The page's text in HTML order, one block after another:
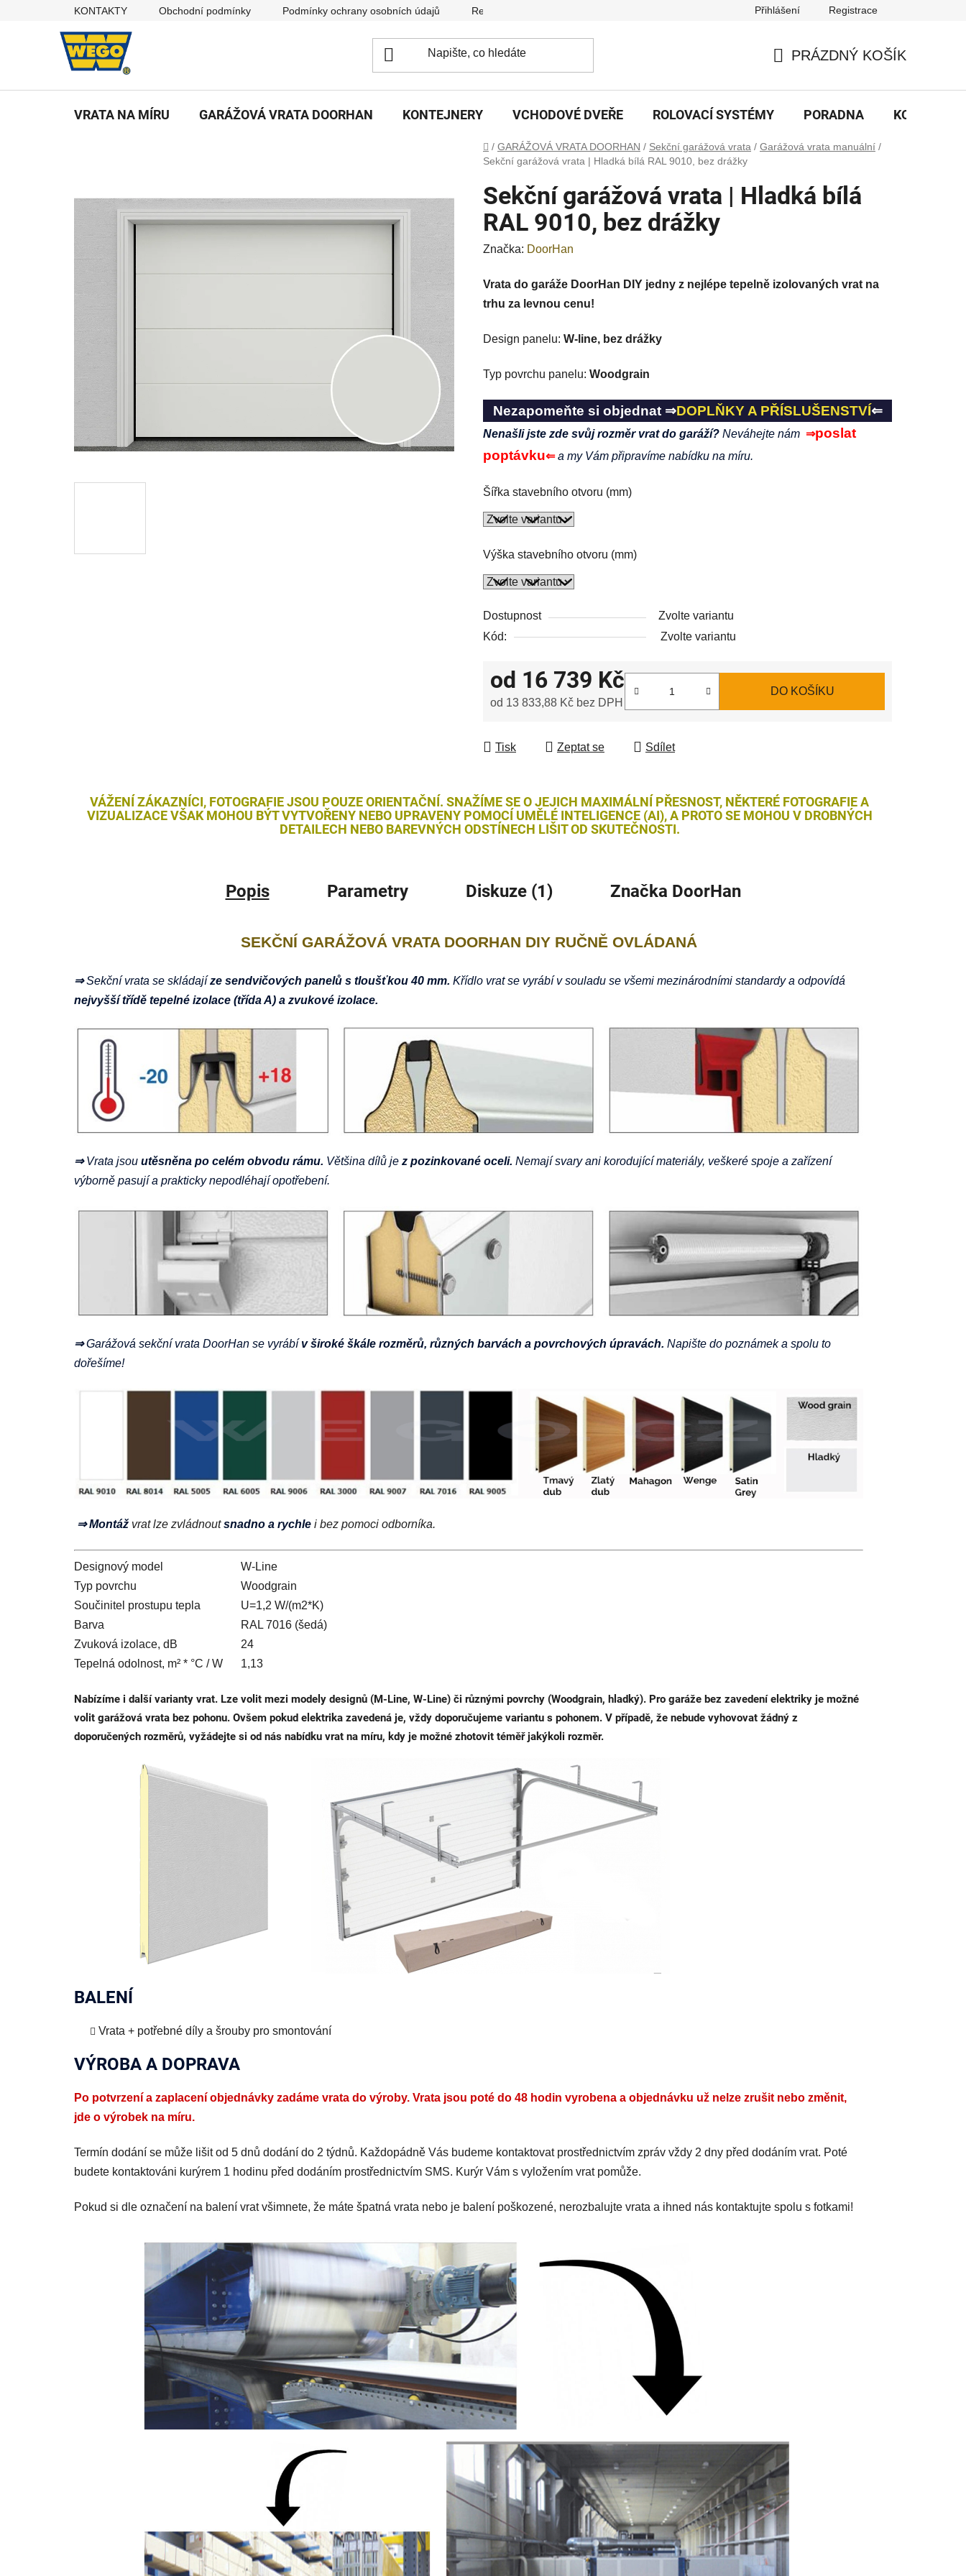
KONTAKTY Obchodní podmínky Podmínky ochrany osobních údajů Reklamační řád Přihlášení Registrace
KOŠÍK
PRÁZDNÝ KOŠÍK
VRATA NA MÍRU GARÁŽOVÁ VRATA DOORHAN KONTEJNERY VCHODOVÉ DVEŘE ROLOVACÍ SYSTÉMY PORADNA KONTAKTY
Domů
/ GARÁŽOVÁ VRATA DOORHAN / Sekční garážová vrata / Garážová vrata manuální /
Sekční garážová vrata | Hladká bílá RAL 9010, bez drážky
Sekční garážová vrata | Hladká bílá
RAL 9010, bez drážky
Značka: DoorHan
Vrata do garáže DoorHan DIY jedny z nejlépe tepelně izolovaných vrat na
trhu za levnou cenu!
Design panelu: W-line, bez drážky
Typ povrchu panelu: Woodgrain
Nezapomeňte si objednat ⇒DOPLŇKY A PŘÍSLUŠENSTVÍ⇐
Nenašli jste zde svůj rozměr vrat do garáží? Neváhejte nám ⇒poslat
poptávku⇐ a my Vám připravíme nabídku na míru.
Šířka stavebního otvoru (mm)
Výška stavebního otvoru (mm)
Dostupnost
Zvolte variantu
Kód:
Zvolte variantu
od 16 739 Kč
od 13 833,88 Kč bez DPH
DO KOŠÍKU
Tisk Zeptat se Sdílet
VÁŽENÍ ZÁKAZNÍCI, FOTOGRAFIE JSOU POUZE ORIENTAČNÍ. SNAŽÍME SE O JEJICH MAXIMÁLNÍ PŘESNOST, NĚKTERÉ FOTOGRAFIE A
VIZUALIZACE VŠAK MOHOU BÝT VYTVOŘENY NEBO UPRAVENY POMOCÍ UMĚLÉ INTELIGENCE (AI), A PROTO SE MOHOU V DROBNÝCH
DETAILECH NEBO BAREVNÝCH ODSTÍNECH LIŠIT OD SKUTEČNOSTI.
Popis Parametry Diskuze (1) Značka DoorHan
SEKČNÍ GARÁŽOVÁ VRATA DOORHAN DIY RUČNĚ OVLÁDANÁ
⇒Sekční vrata se skládajíze sendvičových panelů s tloušťkou 40 mm. Křídlo vrat se vyrábí v souladu se všemi mezinárodními standardy a odpovídá
nejvyšší třídě tepelné izolace (třída A) a zvukové izolace.
⇒Vrata jsou utěsněna po celém obvodu rámu. Většina dílů je z pozinkované oceli. Nemají svary ani korodující materiály, veškeré spoje a zařízení
výborně pasují a prakticky nepodléhají opotřebení.
⇒Garážová sekční vrata DoorHan se vyrábív široké škále rozměrů, různých barvách a povrchových úpravách. Napište do poznámek a spolu to
dořešíme!
⇒ Montáž vrat lze zvládnoutsnadno a rychle i bez pomoci odborníka.
Designový model
W-Line
Typ povrchu
Woodgrain
Součinitel prostupu tepla
U=1,2 W/(m2*K)
Barva
RAL 7016 (šedá)
Zvuková izolace, dB
24
Tepelná odolnost, m² * °C / W
1,13
Nabízíme i další varianty vrat. Lze volit mezi modely designů (M-Line, W-Line) či různými povrchy (Woodgrain, hladký). Pro garáže bez zavedení elektriky je možné
volit garážová vrata bez pohonu. Ovšem pokud elektrika zavedená je, vždy doporučujeme variantu s pohonem. V případě, že nebude vyhovovat žádný z
doporučených rozměrů, vyžádejte si od nás nabídku vrat na míru, kdy je možné zhotovit téměř jakýkoli rozměr.
BALENÍ
Vrata + potřebné díly a šrouby pro smontování
VÝROBA A DOPRAVA
Po potvrzení a zaplacení objednávky zadáme vrata do výroby. Vrata jsou poté do 48 hodin vyrobena a objednávku už nelze zrušit nebo změnit,
jde o výrobek na míru.
Termín dodání se může lišit od 5 dnů dodání do 2 týdnů. Každopádně Vás budeme kontaktovat prostřednictvím zpráv vždy 2 dny před dodáním vrat. Poté
budete kontaktováni kurýrem 1 hodinu před dodáním prostřednictvím SMS. Kurýr Vám s vyložením vrat pomůže.
Pokud si dle označení na balení vrat všimnete, že máte špatná vrata nebo je balení poškozené, nerozbalujte vrata a ihned nás kontaktujte spolu s fotkami!